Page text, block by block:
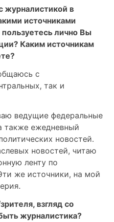
журналистикой в
источниками
лично Вы
Каким источникам
с
так и
ведущие федеральные
также ежедневный
новостей.
новостей, читаю
ленту по
же источники, на мой
взгляд со
журналистика?